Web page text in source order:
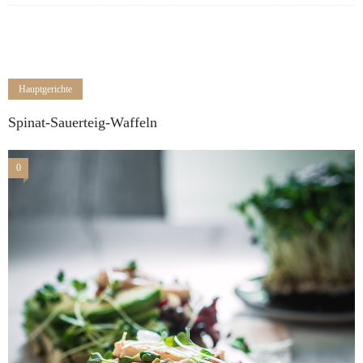
Hauptgerichte
Spinat-Sauerteig-Waffeln
0